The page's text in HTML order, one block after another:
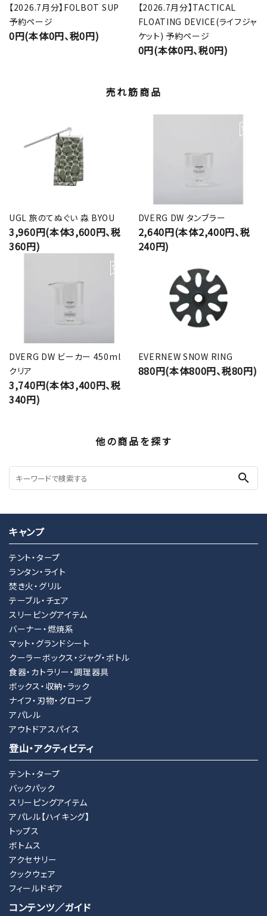
【2026.7月分】FOLBOT SUP
予約ページ
0円(本体0円、税0円)
【2026.7月分】TACTICAL
FLOATING DEVICE(ライフジャ
ケット) 予約ページ
0円(本体0円、税0円)
売れ筋商品
UGL 旅のてぬぐい 淼 BYOU
3,960円(本体3,600円、税
360円)
DVERG DW タンブラー
2,640円(本体2,400円、税
240円)
DVERG DW ビーカー 450ml
クリア
3,740円(本体3,400円、税
340円)
EVERNEW SNOW RING
880円(本体800円、税80円)
他の商品を探す
search
キャンプ
テント・タープ
ランタン・ライト
焚き火・グリル
テーブル・チェア
スリーピングアイテム
バーナー・燃焼系
マット・グランドシート
クーラーボックス・ジャグ・ボトル
食器・カトラリー・調理器具
ボックス・収納・ラック
ナイフ・刃物・グローブ
アパレル
アウトドアスパイス
登山・アクティビティ
テント・タープ
バックパック
スリーピングアイテム
アパレル【ハイキング】
トップス
ボトムス
アクセサリー
クックウェア
フィールドギア
コンテンツ／ガイド